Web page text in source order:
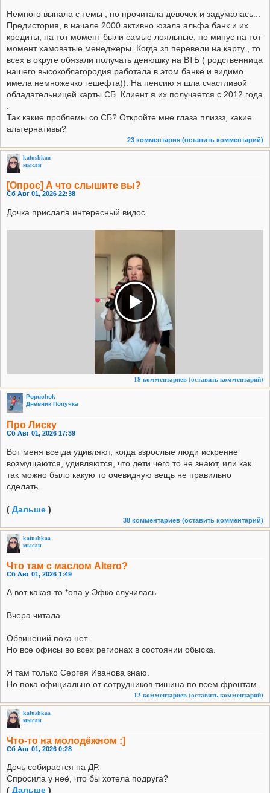
Немного выпала с темы , но прочитала девочек и задумалась...
Предистория, в начале 2000 активно юзала альфа банк и их
кредиты, на тот момент были самые лояльные, но минус на тот
момент хамоватые менеджеры. Когда зп перевели на карту , то
всех в округе обязали получать денюшку на ВТБ ( родственница
нашего высокоблагородия работала в этом банке и видимо
имела немножечко гешефта)). На пенсию я шла счастливой
обладательницей карты СБ. Клиент я их получается с 2012 года
.
Так какие проблемы со СБ? Откройте мне глаза плиззз, какие
альтернативы?
23 комментария (оставить комментарий)
katushkaa
мысли
[Опрос] А что слышите вы?
Сб Авг 01, 2026 22:38
Дочка прислала интересный видос.
18 комментариев(оставить комментарий)
Popuchok
Дневник Попучка
Про Лиску
Сб Авг 01, 2026 17:39
Вот меня всегда удивляют, когда взрослые люди искренне
возмущаются, удивляются, что дети чего то не знают, или как
так можно было какую то очевидную вещь не правильно
сделать.
( Дальше )
38 комментариев (оставить комментарий)
katushkaa
мысли
Что там с маслом Altero?
Сб Авг 01, 2026 1:49
А вот какая-то *опа у Эфко случилась.
Вчера читала.
Обвинений пока нет.
Но все офисы во всех регионах в состоянии обыска.
Я там только Сергея Иванова знаю.
Но пока официально от сотрудников тишина по всем фронтам.
13 комментариев(оставить комментарий)
katushkaa
мысли
Что-то на молодёжном :]
Сб Авг 01, 2026 0:28
Дочь собирается на ДР.
Спросила у неё, что бы хотела подруга?
( Дальше )